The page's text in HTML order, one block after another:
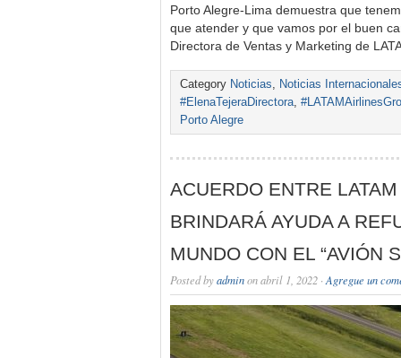
Porto Alegre-Lima demuestra que
que atender y que vamos por el buen
Directora de Ventas y Marketing de
Category Noticias, Noticias
#ElenaTejeraDirectora,
Porto Alegre
ACUERDO ENTRE
BRINDARÁ AYUDA A
MUNDO CON EL “AVIÓN
Posted byadminon abril 1, 2022 · Agregue un